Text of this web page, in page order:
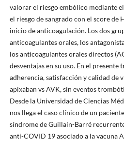
valorar el riesgo embólico mediante
el riesgo de sangrado con el score de
inicio de anticoagulación. Los dos
anticoagulantes orales, los
los anticoagulantes orales directos
desventajas en su uso. En el
adherencia, satisfacción y calidad de
apixaban vs AVK, sin eventos
Desde la Universidad de Ciencias
nos llega el caso clínico de un
síndrome de Guillain-Barré
anti-COVID 19 asociado a la vacuna